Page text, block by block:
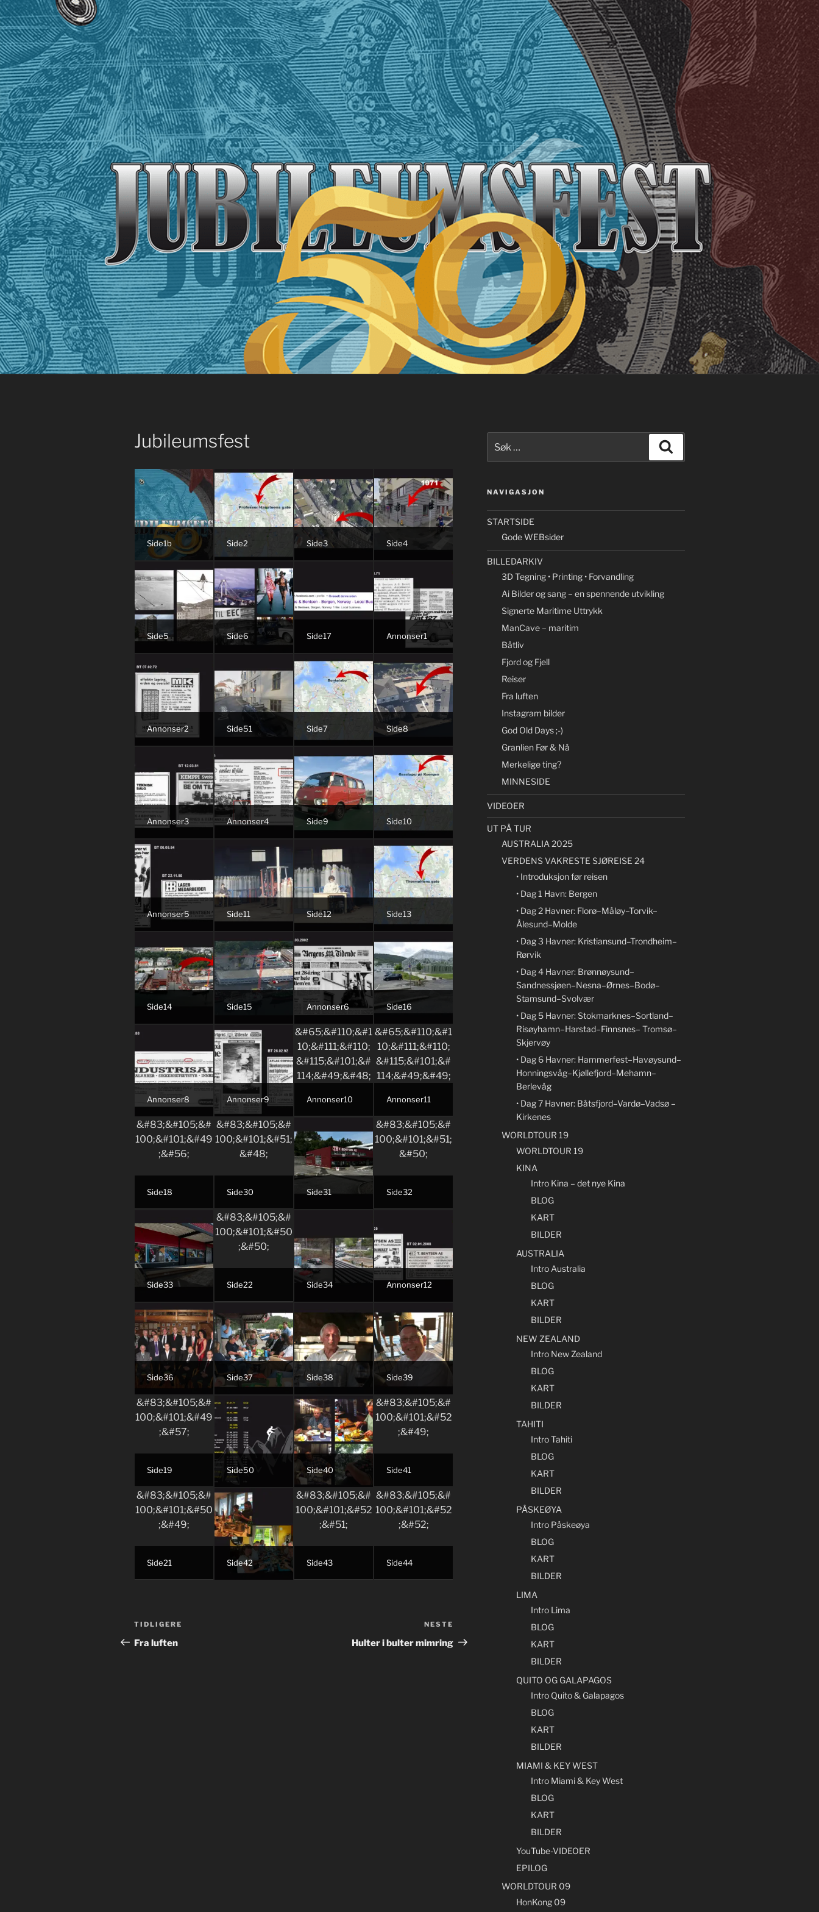
Jubileumsfest
Side1b Side2 Side3 Side4
Side5 Side6 Side17 Annonser1
Annonser2 Side51 Side7 Side8
Annonser3 Annonser4 Side9 Side10
Annonser5 Side11 Side12 Side13
Side14 Side15 Annonser6 Side16
Annonser8 Annonser9 Annonser10 Annonser11
Side18 Side30 Side31 Side32
Side33 Side22 Side34 Annonser12
Side36 Side37 Side38 Side39
Side19 Side50 Side40 Side41
Side21 Side42 Side43 Side44
Innleggsnavigasjon
Forrige
innlegg
TIDLIGERE
Fra luften
innlegg
NESTE
Hulter i bulter mimring
etter:
NAVIGASJON
STARTSIDE
Gode WEBsider
BILLEDARKIV
3D Tegning • Printing • Forvandling
Ai Bilder og sang – en spennende utvikling
Signerte Maritime Uttrykk
ManCave – maritim
Båtliv
Fjord og Fjell
Reiser
Fra luften
Instagram bilder
God Old Days ;-)
Granlien Før & Nå
Merkelige ting?
MINNESIDE
VIDEOER
UT PÅ TUR
AUSTRALIA 2025
VERDENS VAKRESTE SJØREISE 24
• Introduksjon før reisen
• Dag 1 Havn: Bergen
• Dag 2 Havner: Florø–Måløy–Torvik–
Ålesund–Molde
• Dag 3 Havner: Kristiansund–Trondheim–
Rørvik
• Dag 4 Havner: Brønnøysund–
Sandnessjøen–Nesna–Ørnes–Bodø–
Stamsund–Svolvær
• Dag 5 Havner: Stokmarknes–Sortland–
Risøyhamn–Harstad–Finnsnes– Tromsø–
Skjervøy
• Dag 6 Havner: Hammerfest–Havøysund–
Honningsvåg–Kjøllefjord–Mehamn–
Berlevåg
• Dag 7 Havner: Båtsfjord–Vardø–Vadsø –
Kirkenes
WORLDTOUR 19
WORLDTOUR 19
KINA
Intro Kina – det nye Kina
BLOG
KART
BILDER
AUSTRALIA
Intro Australia
BLOG
KART
BILDER
NEW ZEALAND
Intro New Zealand
BLOG
KART
BILDER
TAHITI
Intro Tahiti
BLOG
KART
BILDER
PÅSKEØYA
Intro Påskeøya
BLOG
KART
BILDER
LIMA
Intro Lima
BLOG
KART
BILDER
QUITO OG GALAPAGOS
Intro Quito & Galapagos
BLOG
KART
BILDER
MIAMI & KEY WEST
Intro Miami & Key West
BLOG
KART
BILDER
YouTube-VIDEOER
EPILOG
WORLDTOUR 09
HonKong 09